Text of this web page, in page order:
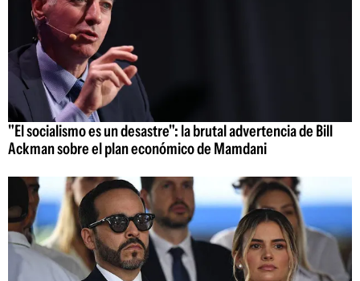
"El socialismo es un desastre": la brutal advertencia de Bill
Ackman sobre el plan económico de Mamdani